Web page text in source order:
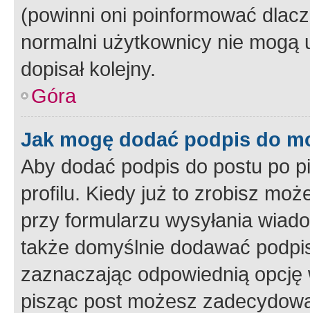
(powinni oni poinformować
normalni użytkownicy nie
dopisał kolejny.
Góra
Jak mogę dodać podpis do
Aby dodać podpis do postu po
profilu. Kiedy już to zrobisz
przy formularzu wysyłania
także domyślnie dodawać
zaznaczając odpowiednią
pisząc post możesz